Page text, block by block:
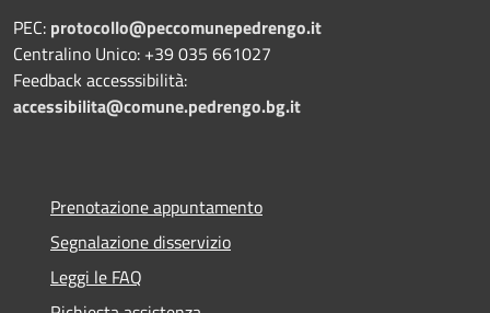
PEC: protocollo@peccomunepedrengo.it
Centralino Unico: +39 035 661027
Feedback accesssibilità:
accessibilita@comune.pedrengo.bg.it
Prenotazione appuntamento
Segnalazione disservizio
Leggi le FAQ